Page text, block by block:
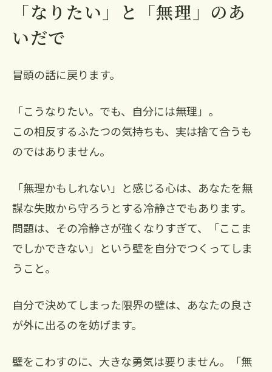
「なりたい」と「無理」のあ
いだで
冒頭の話に戻ります。
「こうなりたい。でも、自分には無理」。
この相反するふたつの気持ちも、実は捨て合うも
のではありません。
「無理かもしれない」と感じる心は、あなたを無
謀な失敗から守ろうとする冷静さでもあります。
問題は、その冷静さが強くなりすぎて、「ここま
でしかできない」という壁を自分でつくってしま
うこと。
自分で決めてしまった限界の壁は、あなたの良さ
が外に出るのを妨げます。
壁をこわすのに、大きな勇気は要りません。「無